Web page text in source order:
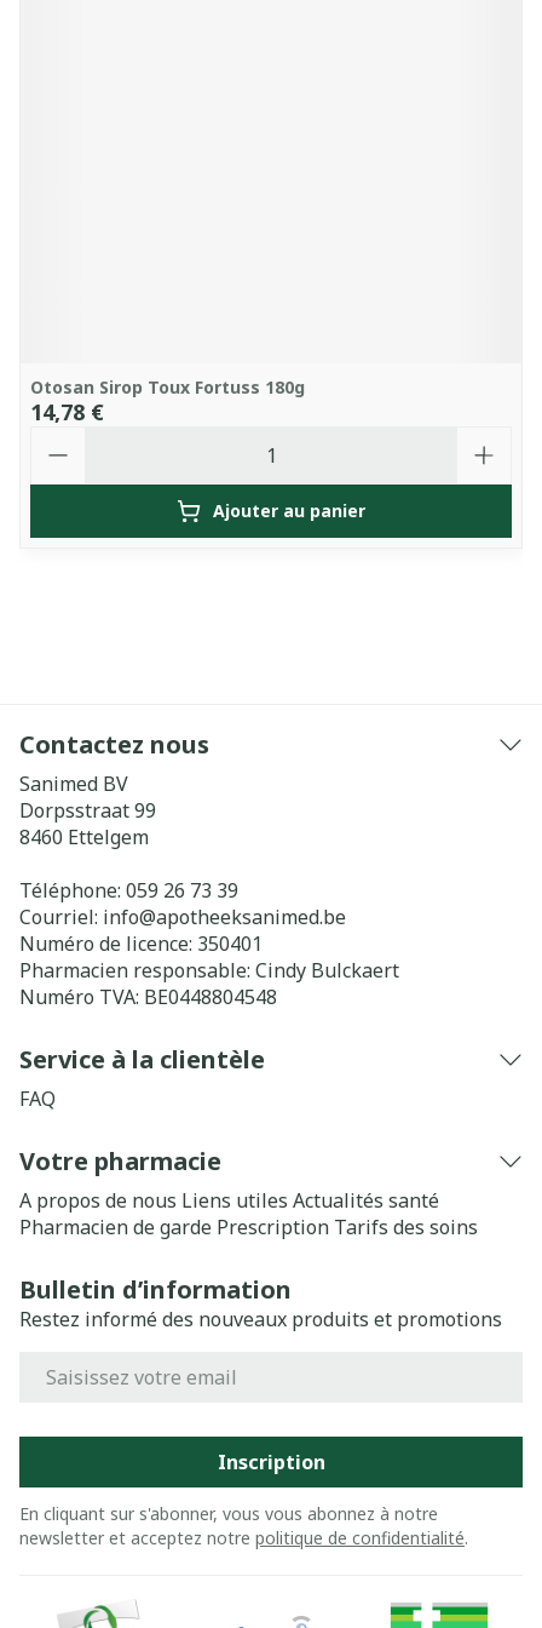
Otosan Sirop Toux Fortuss 180g
14,78 €
Ajouter au panier
Contactez nous
Sanimed BV
Dorpsstraat 99
8460 Ettelgem
Téléphone: 059 26 73 39
Courriel: info@apotheeksanimed.be
Numéro de licence: 350401
Pharmacien responsable: Cindy Bulckaert
Numéro TVA: BE0448804548
Service à la clientèle
FAQ
Votre pharmacie
A propos de nous Liens utiles Actualités santé
Pharmacien de garde Prescription Tarifs des soins
Bulletin d’information
Restez informé des nouveaux produits et promotions
Inscription
En cliquant sur s'abonner, vous vous abonnez à notre
newsletter et acceptez notre politique de confidentialité.